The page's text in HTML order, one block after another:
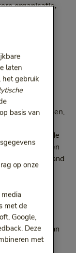
organisatie,
energie.
Maar, wel
ingestoken,
op
komt hybride
we blijven
nu doet iemand
duur niet
thuis
de offline
online. Nu
en
en online, aan
laten
het gebruik
basis van
op onze
met de
Google,
Deze
met